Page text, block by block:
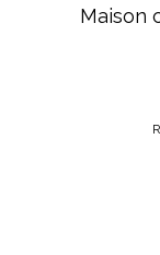
Maison